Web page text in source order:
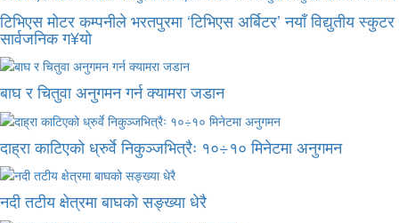
टिभिएस मोटर कम्पनीले भरतपुरमा ‘टिभिएस अर्बिटर’ नयाँ विद्युतीय स्कुटर
सार्वजनिक ग¥यो
बाघ र चितुवा अनुगमन गर्न क्यामरा जडान
दाह्रा काटिएको ध्रुर्वे निकुञ्जभित्रैः १०÷१० मिनेटमा अनुगमन
नदी तटीय क्षेत्रमा बाघको सङ्ख्या धेरै